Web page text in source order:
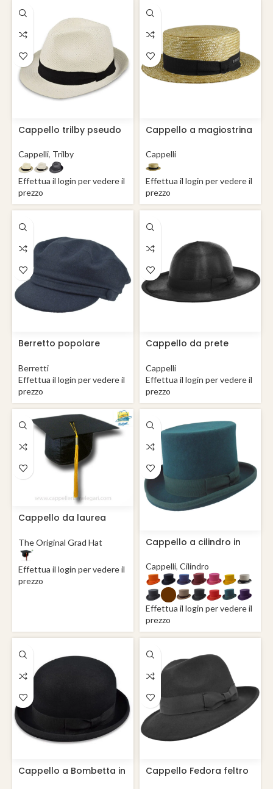
Cappello trilby pseudo
Cappelli, Trilby
Effettua il login per vedere il
prezzo
Cappello a magiostrina
Cappelli
Effettua il login per vedere il
prezzo
Berretto popolare
Berretti
Effettua il login per vedere il
prezzo
Cappello da prete
Melusine extra
Cappelli
Effettua il login per vedere il
prezzo
Cappello da laurea
Hat
The Original Grad Hat
Effettua il login per vedere il
prezzo
Cappello a cilindro in
Cappelli, Cilindro
Effettua il login per vedere il
prezzo
Cappello a Bombetta in
Cappello Fedora feltro